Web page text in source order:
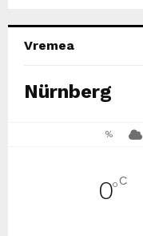
Vremea
Nürnberg
%
0°C